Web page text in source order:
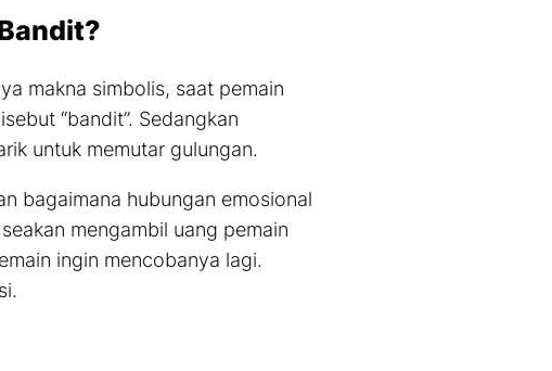
makna simbolis, saat pemain
“bandit”. Sedangkan
untuk memutar gulungan.
bagaimana hubungan emosional
mengambil uang pemain
ingin mencobanya lagi.